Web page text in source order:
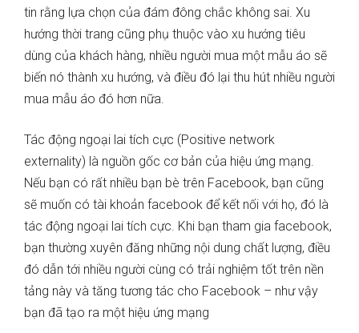
tin rằng lựa chọn của đám đông chắc không sai. Xu
hướng thời trang cũng phụ thuộc vào xu hướng tiêu
dùng của khách hàng, nhiều người mua một mẫu áo sẽ
biến nó thành xu hướng, và điều đó lại thu hút nhiều người
mua mẫu áo đó hơn nữa.
Tác động ngoại lai tích cực (Positive network
externality) là nguồn gốc cơ bản của hiệu ứng mạng.
Nếu bạn có rất nhiều bạn bè trên Facebook, bạn cũng
sẽ muốn có tài khoản facebook để kết nối với họ, đó là
tác động ngoại lai tích cực. Khi bạn tham gia facebook,
bạn thường xuyên đăng những nội dung chất lượng, điều
đó dẫn tới nhiều người cùng có trải nghiệm tốt trên nền
tảng này và tăng tương tác cho Facebook – như vậy
bạn đã tạo ra một hiệu ứng mạng